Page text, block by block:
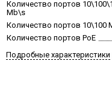
Количество портов
Mb\s
Количество портов 10\100
Количество портов PoE
Подробные характеристики